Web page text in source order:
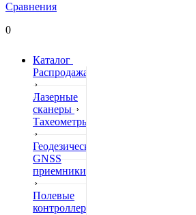
Сравнения
0
Каталог
Распродажа
Лазерные
сканеры
Тахеометры
Геодезические
GNSS
приемники
Полевые
контроллеры